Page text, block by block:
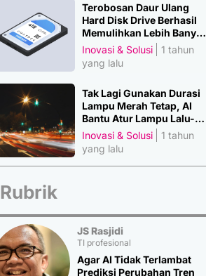
Terobosan Daur Ulang
Hard Disk Drive Berhasil
Memulihkan Lebih Banyak
Material Penting
Inovasi & Solusi
1 tahun
yang lalu
Tak Lagi Gunakan Durasi
Lampu Merah Tetap, AI
Bantu Atur Lampu Lalu-
Lintas
Inovasi & Solusi
1 tahun
yang lalu
Rubrik
JS Rasjidi
TI profesional
Agar AI Tidak Terlambat
Prediksi Perubahan Tren